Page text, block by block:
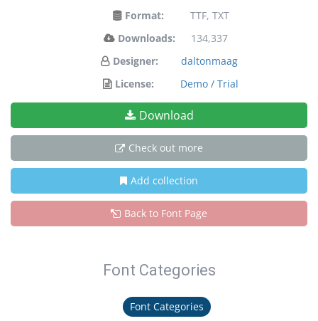
Format:
TTF, TXT
Downloads:
134,337
Designer:
daltonmaag
License:
Demo / Trial
Download
Check out more
Add collection
Back to Font Page
Font Categories
Font Categories